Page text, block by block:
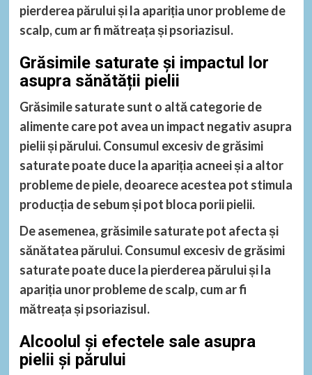
pierderea părului și la apariția unor probleme de
scalp, cum ar fi mătreața și psoriazisul.
Grăsimile saturate și impactul lor
asupra sănătății pielii
Grăsimile saturate sunt o altă categorie de
alimente care pot avea un impact negativ asupra
pielii și părului. Consumul excesiv de grăsimi
saturate poate duce la apariția acneei și a altor
probleme de piele, deoarece acestea pot stimula
producția de sebum și pot bloca porii pielii.
De asemenea, grăsimile saturate pot afecta și
sănătatea părului. Consumul excesiv de grăsimi
saturate poate duce la pierderea părului și la
apariția unor probleme de scalp, cum ar fi
mătreața și psoriazisul.
Alcoolul și efectele sale asupra
pielii și părului